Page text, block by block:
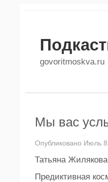
govoritmoskva.ru
Мы вас
Опубликовано Июль
Татьяна Жилякова
Предиктивная